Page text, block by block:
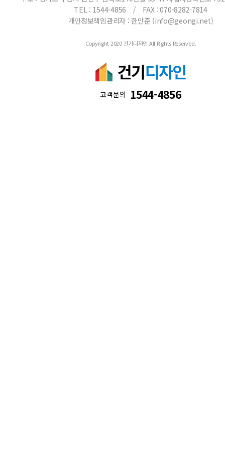
TEL : 1544-4856 / FAX : 070-8282-7814
개인정보책임관리자 : 한만준 (info@geongi.net)
Copyright 2020 건기디자인 All Rights Reserved.
고객문의 1544-4856